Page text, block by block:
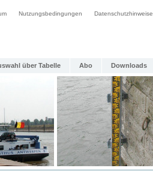
Nutzungsbedingungen Datenschutzhinweise
über Tabelle Abo Downloads